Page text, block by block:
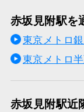
赤坂見附駅を
東京メトロ
東京メトロ
赤坂見附駅近